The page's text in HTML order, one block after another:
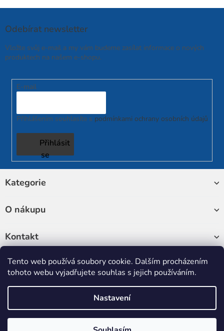
Tento web používá soubory cookie. Dalším procházením
tohoto webu vyjadřujete souhlas s jejich používáním.
Nastavení
Odebírat newsletter
Vložte svůj e-mail a my vám budeme zasílat informace o nových
produktech na našem e-shopu.
E-mail
Přihlášením souhlasíte s podmínkami ochrany osobních údajů
Přihlásit
se
Z
Kategorie
O nákupu
Kontakt
Sledujte nás
Copyright 2026RUKATECH. Všechna práva vyhrazena.Upravit
nastavení cookies